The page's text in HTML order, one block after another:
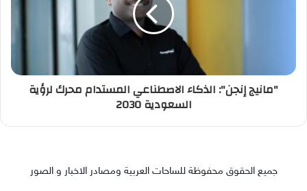
"مانيج إنجن": الذكاء الاصطناعي المستدام محرك لرؤية
السعودية 2030
جميع الحقوق محفوظة للساحات العربية ومصادر الاخبار و الصور